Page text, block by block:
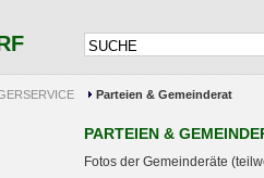
Parteien & Gemeinderat
PARTEIEN &
Fotos der Gemeinderäte